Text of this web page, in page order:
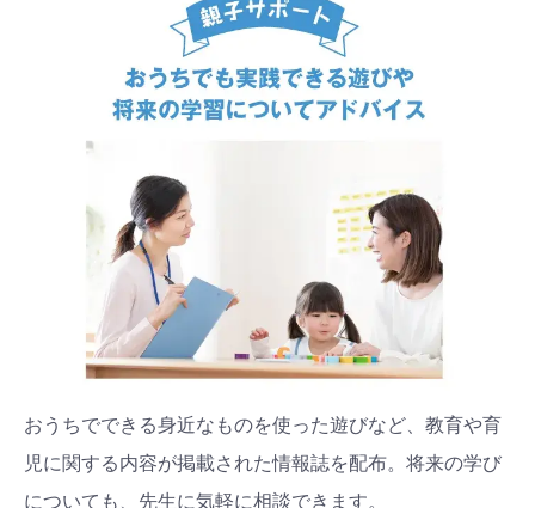
おうちでできる身近なものを使った遊びなど、教育や育
児に関する内容が掲載された情報誌を配布。将来の学び
についても、先生に気軽に相談できます。
検索
#プレゼント #教育 #0歳 #母乳
プレゼント&
キャンペーン
妊娠&出産 子育て